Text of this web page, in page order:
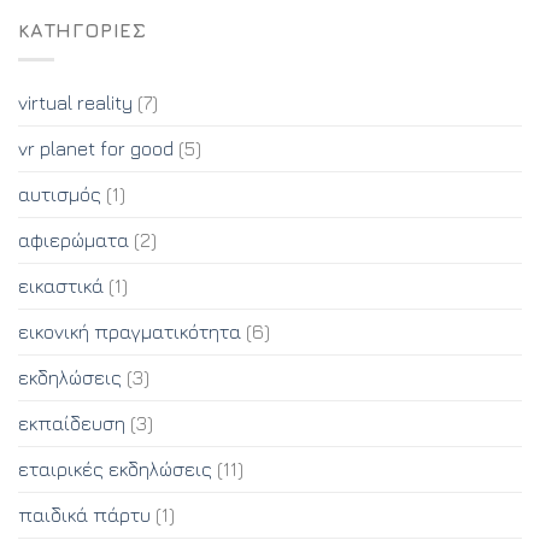
KΑΤΗΓΟΡΊΕΣ
virtual reality (7)
vr planet for good (5)
αυτισμός (1)
αφιερώματα (2)
εικαστικά (1)
εικονική πραγματικότητα (6)
εκδηλώσεις (3)
εκπαίδευση (3)
εταιρικές εκδηλώσεις (11)
παιδικά πάρτυ (1)